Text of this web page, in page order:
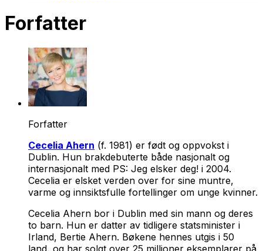
Forfatter
Forfatter
Cecelia Ahern (f. 1981) er født og oppvokst i
Dublin. Hun brakdebuterte både nasjonalt og
internasjonalt med PS: Jeg elsker deg! i 2004.
Cecelia er elsket verden over for sine muntre,
varme og innsiktsfulle fortellinger om unge kvinner.
Cecelia Ahern bor i Dublin med sin mann og deres
to barn. Hun er datter av tidligere statsminister i
Irland, Bertie Ahern. Bøkene hennes utgis i 50
land, og har solgt over 25 millioner eksemplarer på